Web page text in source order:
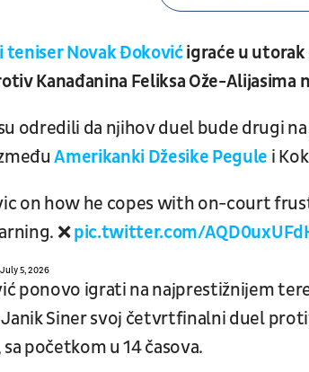
teniser Novak Đokovićigraće u utorak
Kanađanina Feliksa Ože-Alijasima
odredili da njihov duel bude drugi
Amerikanki Džesike Pegule i
on how he copes with on-court
❌pic.twitter.com/
July 5, 2026
ponovo igrati na najprestižnijem
Siner svoj četvrtfinalni duel
početkom u 14 časova.